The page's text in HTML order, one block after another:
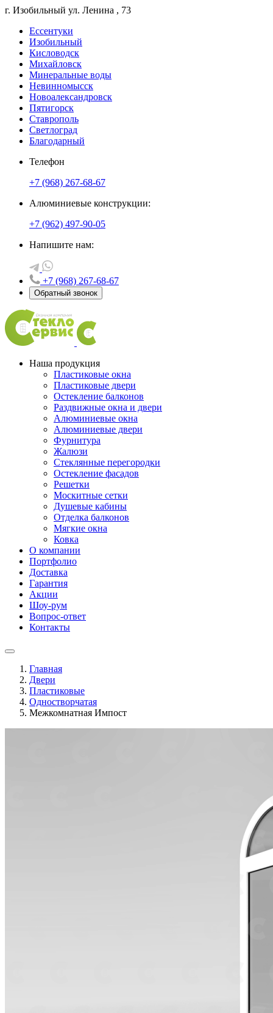
г. Изобильный ул. Ленина , 73
Ессентуки
Изобильный
Кисловодск
Михайловск
Минеральные воды
Невинномысск
Новоалександровск
Пятигорск
Ставрополь
Светлоград
Благодарный
Телефон
+7 (968) 267-68-67
Алюминиевые конструкции:
+7 (962) 497-90-05
Напишите нам:
+7 (968) 267-68-67
Обратный звонок
Наша продукция
Пластиковые окна
Пластиковые двери
Остекление балконов
Раздвижные окна и двери
Алюминиевые окна
Алюминиевые двери
Фурнитура
Жалюзи
Стеклянные перегородки
Остекление фасадов
Решетки
Москитные сетки
Душевые кабины
Отделка балконов
Мягкие окна
Ковка
О компании
Портфолио
Доставка
Гарантия
Акции
Шоу-рум
Вопрос-ответ
Контакты
Главная
Двери
Пластиковые
Одностворчатая
Межкомнатная Импост